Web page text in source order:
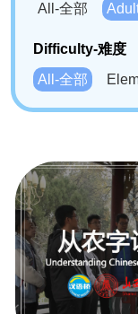
Swahili(SW)-
All-全部
Difficulty-难度
All-全部